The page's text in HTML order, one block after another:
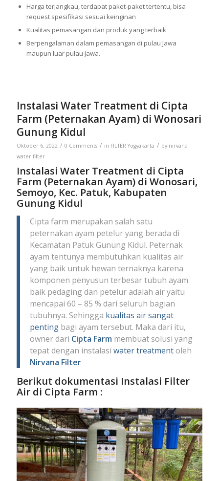
Harga terjangkau, terdapat paket-paket tertentu, bisa
request spesifikasi sesuai keinginan
Kualitas pemasangan dan produk yang terbaik
Berpengalaman dalam pemasangan di pulau Jawa
maupun luar pulau Jawa.
Instalasi Water Treatment di Cipta
Farm (Peternakan Ayam) di Wonosari
Gunung Kidul
Oktober 6, 2022 / 0 Comments / in FILTER Yogyakarta / by nirvana
water filter
Instalasi Water Treatment di Cipta
Farm (Peternakan Ayam) di Wonosari,
Semoyo, Kec. Patuk, Kabupaten
Gunung Kidul
Cipta farm merupakan salah satu
peternakan ayam petelur yang berada di
Kecamatan Patuk Gunung Kidul. Peternak
ayam tentunya membutuhkan kualitas air
yang baik untuk hewan ternaknya karena
komponen penyusun terbesar tubuh ayam
baik pedaging dan petelur adalah air yaitu
mencapai 60 – 85 % dari seluruh bagian
tubuhnya. Sehingga kualitas air sangat
pentingbagi ayam tersebut. Maka dari itu,
owner dari Cipta Farm membuat solusi yang
tepat dengan instalasi water treatmentoleh
Nirvana Filter
Berikut dokumentasi Instalasi Filter
Air di Cipta Farm :